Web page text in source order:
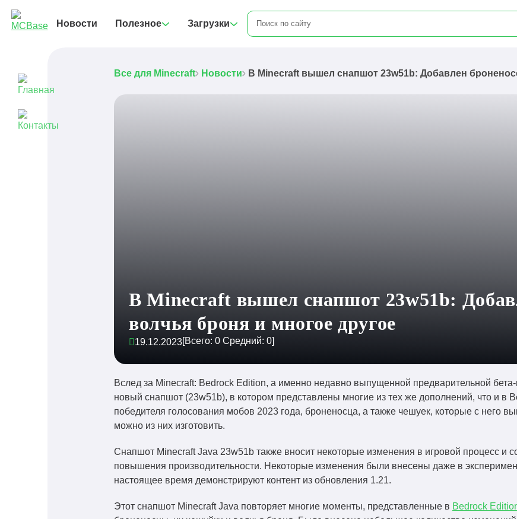
Новости Полезное Загрузки
Все для Minecraft Новости В Minecraft вышел снапшот 23w51b: Добавлен
В Minecraft вышел снапшот 23w51b:
волчья броня и многое другое
19.12.2023[Всего: 0 Средний: 0]
Вслед за Minecraft: Bedrock Edition, а именно недавно выпущенной предварительной
новый снапшот (23w51b), в котором представлены многие из тех же дополнений, что и в
победителя голосования мобов 2023 года, броненосца, а также чешуек, которые с него
можно из них изготовить.
Снапшот Minecraft Java 23w51b также вносит некоторые изменения в игровой процесс и
повышения производительности. Некоторые изменения были внесены даже в
настоящее время демонстрируют контент из обновления 1.21.
Этот снапшот Minecraft Java повторяет многие моменты, представленные в Bedrock